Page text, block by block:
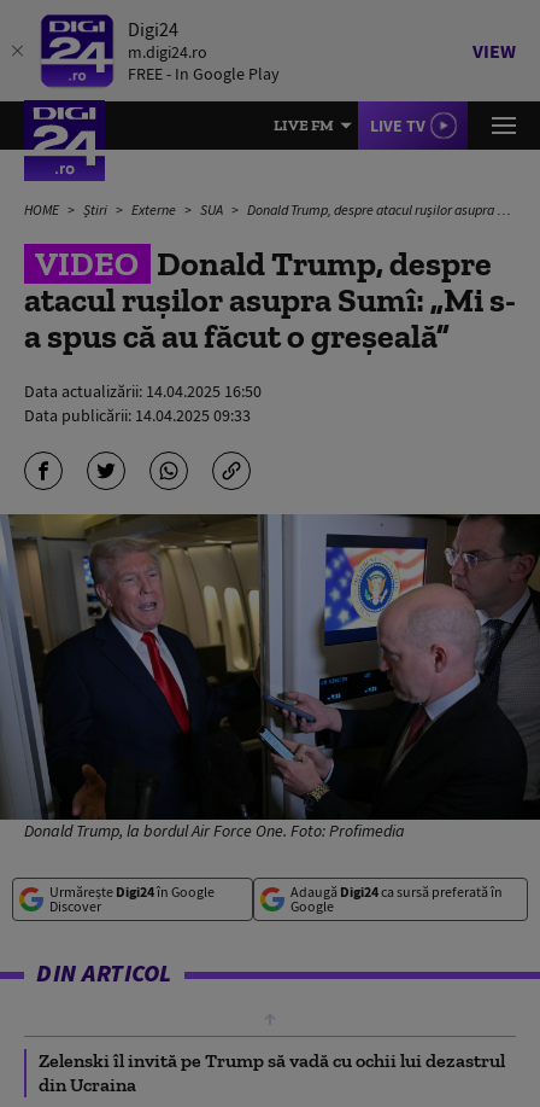
Digi24
m.digi24.ro
FREE - In Google Play
VIEW
LIVE FM LIVE TV
HOME Știri Externe SUA Donald Trump, despre atacul rușilor asupra Sumî: „Mi s-a spus că au făcut o greșeală”
VIDEO Donald Trump, despre
atacul rușilor asupra Sumî: „Mi s-
a spus că au făcut o greșeală”
Data actualizării: 14.04.2025 16:50
Data publicării: 14.04.2025 09:33
Donald Trump, la bordul Air Force One. Foto: Profimedia
Urmărește Digi24în Google
Discover
Adaugă Digi24ca sursă preferată în
Google
DIN ARTICOL
Zelenski îl invită pe Trump să vadă cu ochii lui dezastrul
din Ucraina